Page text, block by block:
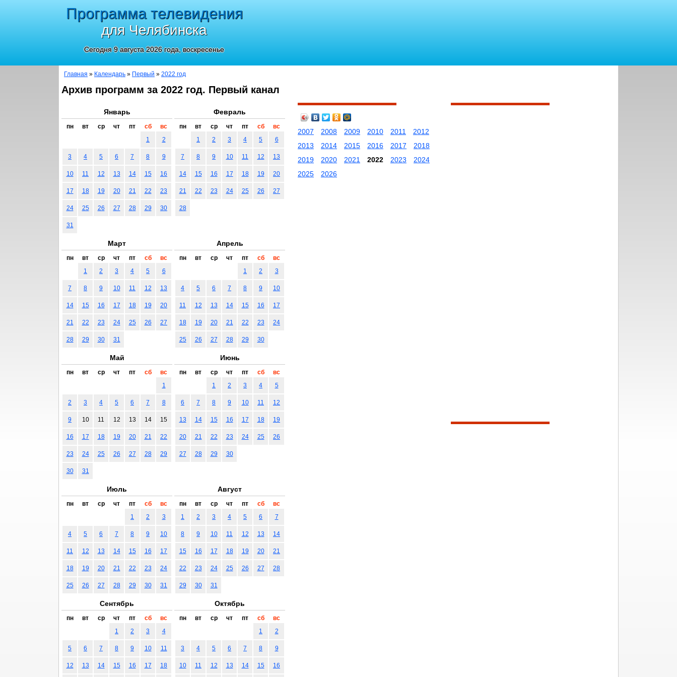
Программа телевидения
для Челябинска
Сегодня 9 августа 2026 года, воскресенье
Главная » Календарь » Первый » 2022 год
Архив программ за 2022 год. Первый канал
Январь
пн вт ср чт пт сб
вс
1
2
3 4 5 6 7 8 9
10 11 12 13 14 15 16
17 18 19 20 21 22 23
24 25 26 27 28 29 30
31
Февраль
пн вт ср чт пт сб
вс
1
2 3 4 5 6
7 8 9 10 11 12 13
14 15 16 17 18 19 20
21 22 23 24 25 26 27
28
Март
пн вт ср чт пт сб
вс
1
2 3 4 5 6
7 8 9 10 11 12 13
14 15 16 17 18 19 20
21 22 23 24 25 26 27
28 29 30 31
Апрель
пн вт ср чт пт сб
вс
1
2 3
4 5 6 7 8 9 10
11 12 13 14 15 16 17
18 19 20 21 22 23 24
25 26 27 28 29 30
Май
пн вт ср чт пт сб
вс
1
2 3 4 5 6 7 8
9 10 11 12 13 14 15
16 17 18 19 20 21 22
23 24 25 26 27 28 29
30 31
Июнь
пн вт ср чт пт сб
вс
1
2 3 4 5
6 7 8 9 10 11 12
13 14 15 16 17 18 19
20 21 22 23 24 25 26
27 28 29 30
Июль
пн вт ср чт пт сб
вс
1
2 3
4 5 6 7 8 9 10
11 12 13 14 15 16 17
18 19 20 21 22 23 24
25 26 27 28 29 30 31
Август
пн вт ср чт пт сб
вс
1
2 3 4 5 6 7
8 9 10 11 12 13 14
15 16 17 18 19 20 21
22 23 24 25 26 27 28
29 30 31
Сентябрь
пн вт ср чт пт сб
вс
1
2 3 4
5 6 7 8 9 10 11
12 13 14 15 16 17 18
Октябрь
пн вт ср чт пт сб
вс
1
2
3 4 5 6 7 8 9
10 11 12 13 14 15 16
2007 2008 2009 2010 2011
2012
2013
2014 2015 2016 2017
2018
2019
2020 2021 2022 2023
2024
2025
2026